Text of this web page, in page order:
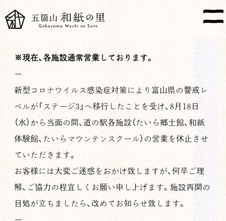
※現在、各施設通常営業しております。
ー
新型コロナウイルス感染症対策により富山県の警戒レ
ベルが「ステージ3」へ移行したことを受け、8月18日
（水）から当面の間、道の駅各施設（たいら郷土館、和紙
体験館、たいらマウンテンスクール）の営業を休止させ
ていただきます。
お客様には大変ご迷惑をおかけ致しますが、何卒ご理
解、ご協力の程宜しくお願い申し上げます。施設再開の
目処が立ちましたら、改めてお知らせ致します。